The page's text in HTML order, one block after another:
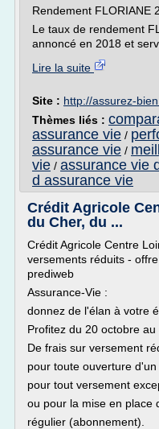
Rendement FLORIANE
Le taux de rendement
annoncé en 2018 et servi
Lire la suite
Site : http://assurez-
Thèmes liés :
assurance vie /
assurance vie /
vie / assurance vie
d assurance vie
Crédit Agricole
du Cher, du ...
Crédit Agricole Centre
versements réduits -
prediweb
Assurance-Vie :
donnez de l'élan à votre
Profitez du 20 octobre
De frais sur versement
pour toute ouverture
pour tout versement
ou pour la mise en place
régulier (abonnement).